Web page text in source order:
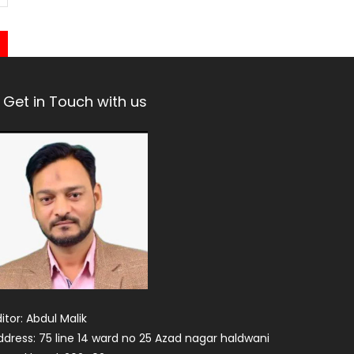
Get in Touch with us
Abdul Malik
75 line 14 ward no 25 Azad nagar haldwani